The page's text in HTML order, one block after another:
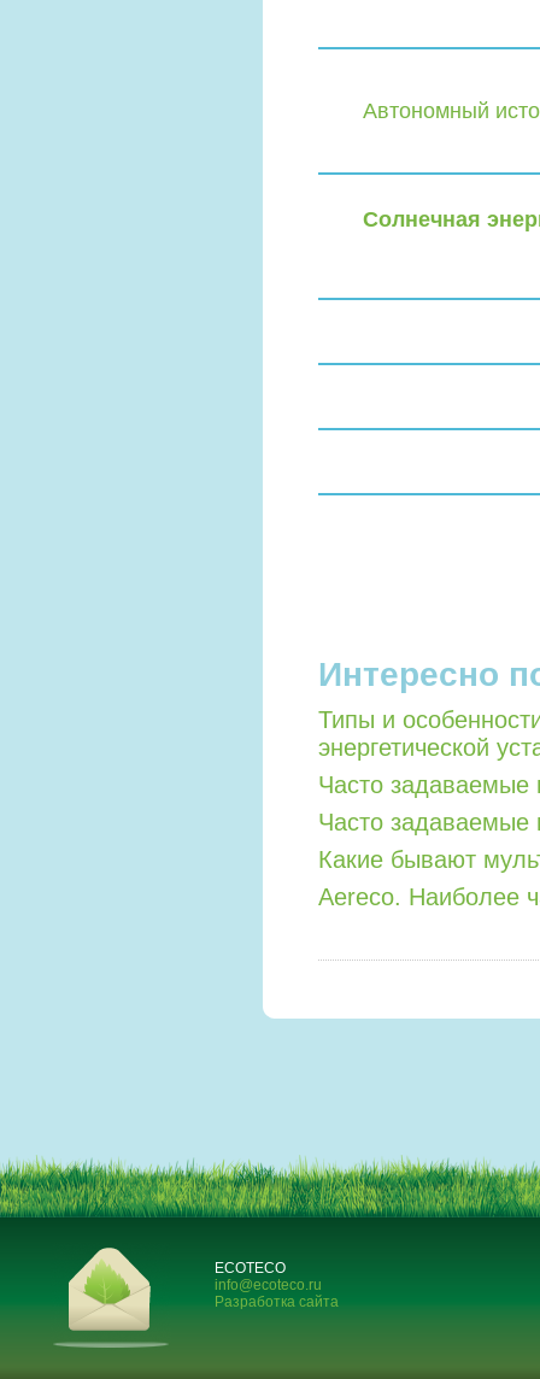
Автономный
Солнечная
Интересно
Типы и
энергетической
Часто задаваемые
Часто задаваемые
Какие бывают
Aereco. Наиболее
ECOTECO
info@ecoteco.ru
Разработка сайта